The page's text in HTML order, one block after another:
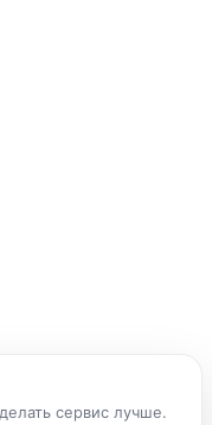
сервис лучше.